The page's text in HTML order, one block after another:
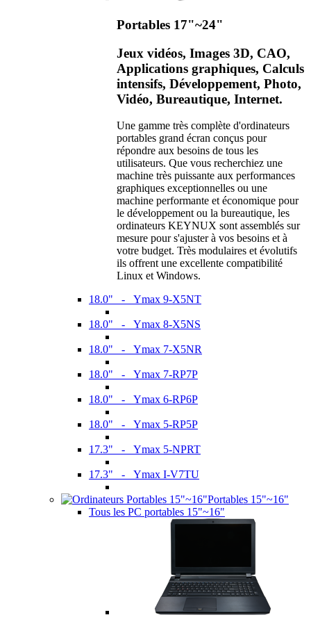
Portables 17"~24"
Jeux vidéos, Images 3D, CAO,
Applications graphiques, Calculs
intensifs, Développement, Photo,
Vidéo, Bureautique, Internet.
Une gamme très complète d'ordinateurs
portables grand écran conçus pour
répondre aux besoins de tous les
utilisateurs. Que vous recherchiez une
machine très puissante aux performances
graphiques exceptionnelles ou une
machine performante et économique pour
le développement ou la bureautique, les
ordinateurs KEYNUX sont assemblés sur
mesure pour s'ajuster à vos besoins et à
votre budget. Très modulaires et évolutifs
ils offrent une excellente compatibilité
Linux et Windows.
18.0" - Ymax 9-X5NT
18.0" - Ymax 8-X5NS
18.0" - Ymax 7-X5NR
18.0" - Ymax 7-RP7P
18.0" - Ymax 6-RP6P
18.0" - Ymax 5-RP5P
17.3" - Ymax 5-NPRT
17.3" - Ymax I-V7TU
Portables 15"~16"
Tous les PC portables 15"~16"